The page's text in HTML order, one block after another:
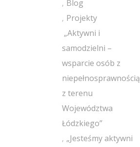
Blog
Projekty
„Aktywni i
samodzielni –
wsparcie osób z
niepełnosprawnością
z terenu
Województwa
Łódzkiego”
„Jesteśmy aktywni